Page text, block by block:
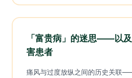
「富贵病」的迷思——以
害患者
痛风与过度放纵之间的历史关联